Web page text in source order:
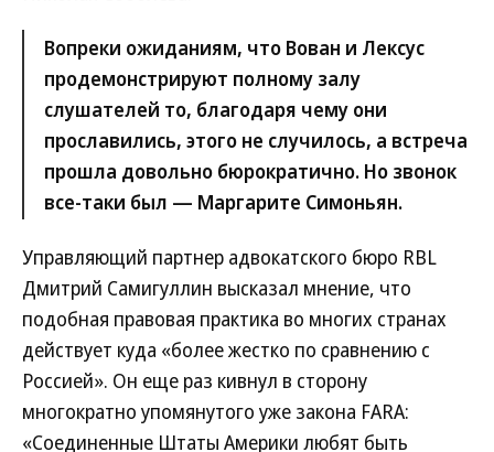
Вопреки ожиданиям, что Вован и Лексус
продемонстрируют полному залу
слушателей то, благодаря чему они
прославились, этого не случилось, а встреча
прошла довольно бюрократично. Но звонок
все-таки был — Маргарите Симоньян.
Управляющий партнер адвокатского бюро RBL
Дмитрий Самигуллин высказал мнение, что
подобная правовая практика во многих странах
действует куда «более жестко по сравнению с
Россией». Он еще раз кивнул в сторону
многократно упомянутого уже закона FARA:
«Соединенные Штаты Америки любят быть